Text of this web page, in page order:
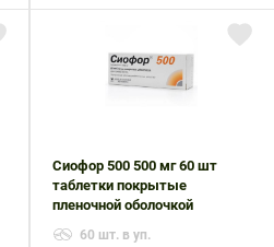
Сиофор 500 500 мг 60 шт
таблетки покрытые
пленочной оболочкой
60 шт. в уп.